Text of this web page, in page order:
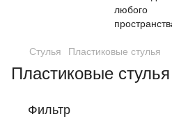
Стулья Пластиковые стулья
Пластиковые стулья
Фильтр